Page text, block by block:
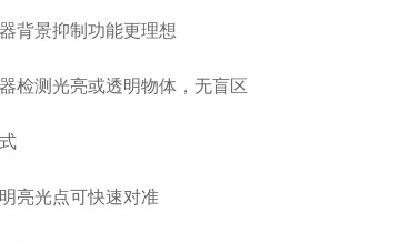
背景抑制功能更理想
检测光亮或透明物体，无盲区
亮光点可快速对准